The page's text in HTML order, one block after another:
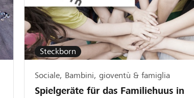
Steckborn
Sociale, Bambini, gioventù & famiglia
Spielgeräte für das Familiehuus in